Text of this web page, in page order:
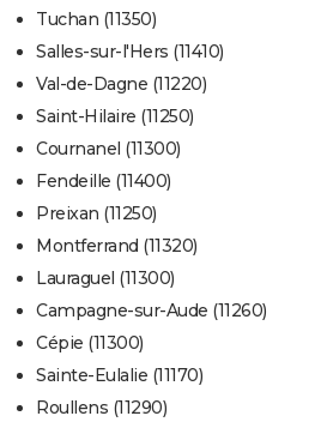
Tuchan (11350)
Salles-sur-l'Hers (11410)
Val-de-Dagne (11220)
Saint-Hilaire (11250)
Cournanel (11300)
Fendeille (11400)
Preixan (11250)
Montferrand (11320)
Lauraguel (11300)
Campagne-sur-Aude (11260)
Cépie (11300)
Sainte-Eulalie (11170)
Roullens (11290)